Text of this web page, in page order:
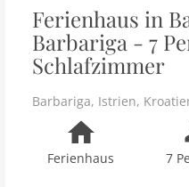
Ferienhaus in
Barbariga - 7
Schlafzimmer
Barbariga, Istrien,
Ferienhaus 7